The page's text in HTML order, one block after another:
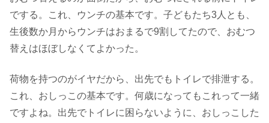
でする。これ、ウンチの基本です。子どもたち3人とも、
生後数か月からウンチはおまるで9割してたので、おむつ
替えはほぼしなくてよかった。
荷物を持つのがイヤだから、出先でもトイレで排泄する。
これ、おしっこの基本です。何歳になってもこれって一緒
ですよね。出先でトイレに困らないように、おしっこした